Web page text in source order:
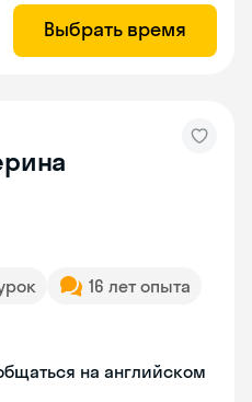
Выбрать время
16 лет опыта
на английском